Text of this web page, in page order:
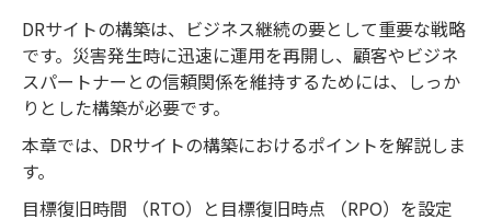
DRサイトの構築は、ビジネス継続の要として重要な戦略
です。災害発生時に迅速に運用を再開し、顧客やビジネ
スパートナーとの信頼関係を維持するためには、しっか
りとした構築が必要です。
本章では、DRサイトの構築におけるポイントを解説しま
す。
目標復旧時間 （RTO）と目標復旧時点 （RPO）を設定